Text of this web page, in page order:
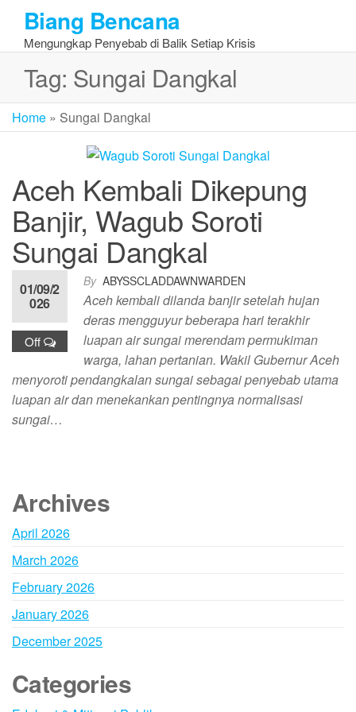
the
content
Biang Bencana
Mengungkap Penyebab di Balik Setiap Krisis
Tag: Sungai Dangkal
Home » Sungai Dangkal
Aceh Kembali Dikepung
Banjir, Wagub Soroti
Sungai Dangkal
By ABYSSCLADDAWNWARDEN
01/09/2
026
Off
Aceh kembali dilanda banjir setelah hujan
deras mengguyur beberapa hari terakhir
luapan air sungai merendam permukiman
warga, lahan pertanian. Wakil Gubernur Aceh
menyoroti pendangkalan sungai sebagai penyebab utama
luapan air dan menekankan pentingnya normalisasi
sungai…
Archives
April 2026
March 2026
February 2026
January 2026
December 2025
Categories